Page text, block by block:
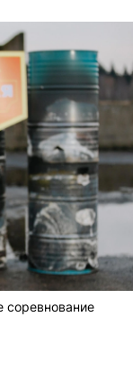
соревнование